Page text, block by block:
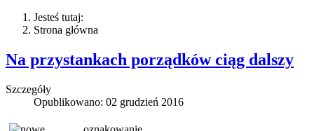
Jesteś tutaj:
Strona główna
Na przystankach porządków ciąg dalszy
Szczegóły
Opublikowano: 02 grudzień 2016